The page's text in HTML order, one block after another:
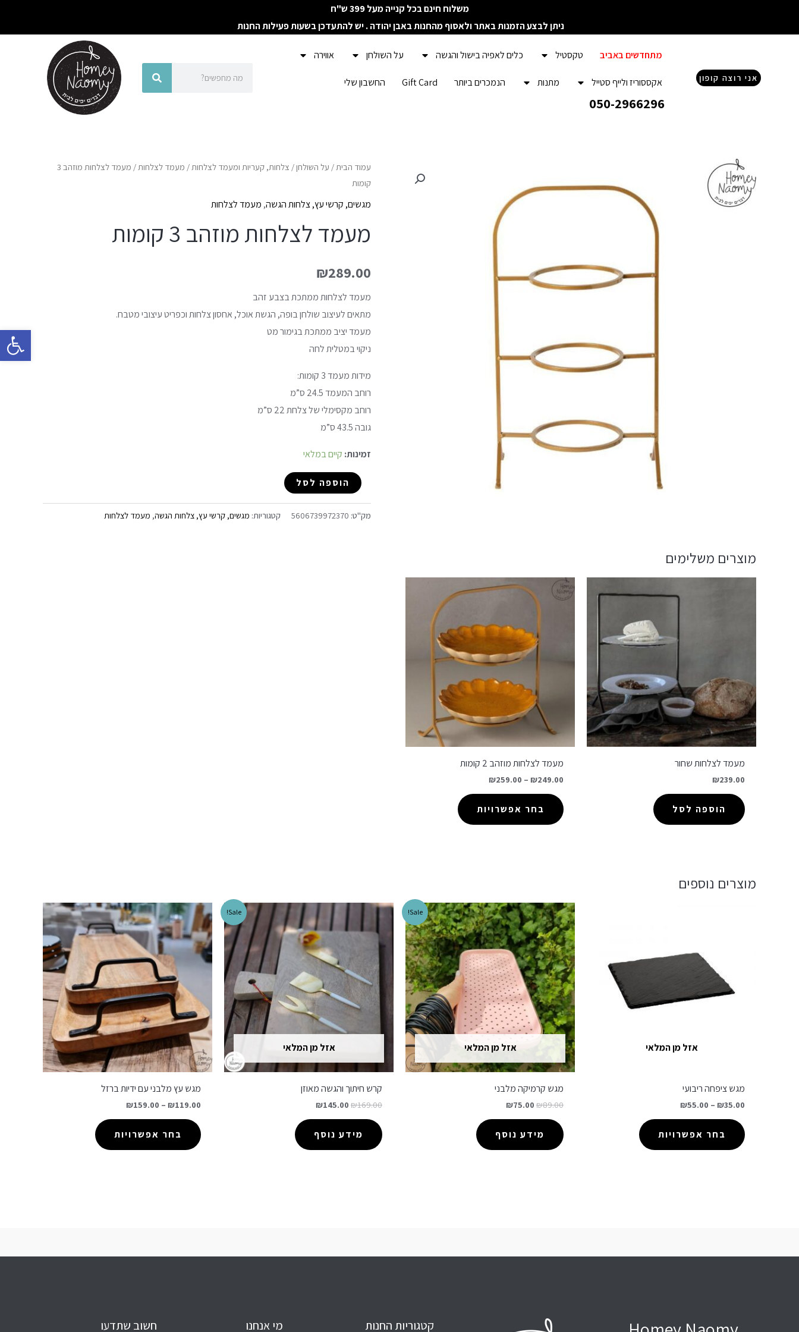
פתח
משלוח חינם בכל קנייה מעל 399 ש"ח
ניתן לבצע הזמנות באתר ולאסוף מהחנות באבן יהודה . יש להתעדכן בשעות פעילות החנות
אני רוצה קופון
מתחדשים באביב טקסטיל כלים לאפיה בישול והגשה על השולחן אווירה
אקססוריז ולייף סטייל מתנות הנמכרים ביותר Gift Card החשבון שלי
050-2966296
חיפוש
עמוד הבית/ על השולחן/ צלחות, קעריות ומעמד לצלחות/ מעמד לצלחות
/ מעמד לצלחות מוזהב 3
קומות
מגשים, קרשי עץ, צלחות הגשה, מעמד לצלחות
מעמד לצלחות מוזהב 3 קומות
₪289.00
מעמד לצלחות ממתכת בצבע זהב
מתאים לעיצוב שולחן בופה, הגשת אוכל, אחסון צלחות וכפריט עיצובי מטבח.
מעמד יציב ממתכת בגימור מט
ניקוי במטלית לחה
מידות מעמד 3 קומות:
רוחב המעמד 24.5 ס”מ
רוחב מקסימלי של צלחת 22 ס”מ
גובה 43.5 ס”מ
זמינות: קיים במלאי
כמות
של
מעמד
מוזהב
קומות
הוספה לסל
מק"ט: 5606739972370 קטגוריות: מגשים, קרשי עץ, צלחות הגשה, מעמד לצלחות
מוצרים משלימים
מעמד לצלחות שחור
₪239.00
הוספה לסל
מעמד לצלחות מוזהב 2 קומות
₪249.00
–
₪259.00
בחר אפשרויות
מוצרים נוספים
אזל מן המלאי
מגש ציפחה ריבועי
₪35.00
–
₪55.00
בחר אפשרויות
Sale!
אזל מן המלאי
מגש קרמיקה מלבני
₪89.00
₪75.00
מידע נוסף
Sale!
אזל מן המלאי
קרש חיתוך והגשה מאוזן
₪169.00
₪145.00
מידע נוסף
מגש עץ מלבני עם ידיות ברזל
₪119.00
–
₪159.00
בחר אפשרויות
קטגוריות החנות מי אנחנו חשוב שתדעו